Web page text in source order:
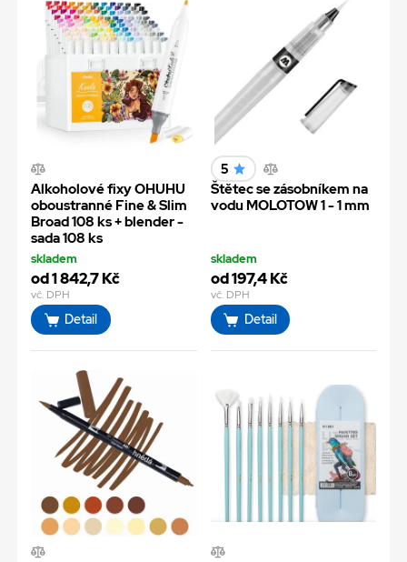
Alkoholové fixy OHUHU
oboustranné Fine & Slim
Broad 108 ks + blender -
sada 108 ks
skladem
od 1 842,7 Kč
vč. DPH
Detail
5
Štětec se zásobníkem na
vodu MOLOTOW 1 - 1 mm
skladem
od 197,4 Kč
vč. DPH
Detail